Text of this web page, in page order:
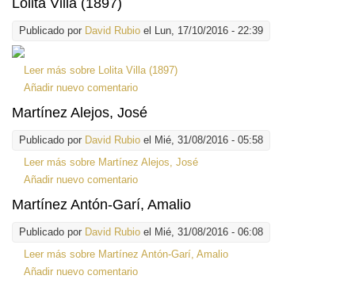
Publicado por David Rubio el Lun, 17/10/2016 - 22:39
Leer más sobre Lolita Villa (1897)
Añadir nuevo comentario
Martínez Alejos, José
Publicado por David Rubio el Mié, 31/08/2016 - 05:58
Leer más sobre Martínez Alejos, José
Añadir nuevo comentario
Martínez Antón-Garí, Amalio
Publicado por David Rubio el Mié, 31/08/2016 - 06:08
Leer más sobre Martínez Antón-Garí, Amalio
Añadir nuevo comentario